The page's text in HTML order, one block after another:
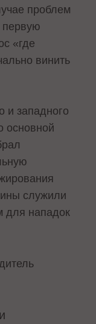
проблем
первую
«где
винить
и западного
основной
служили
для нападок